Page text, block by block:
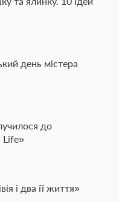
день містера
до
Life»
і два її життя»